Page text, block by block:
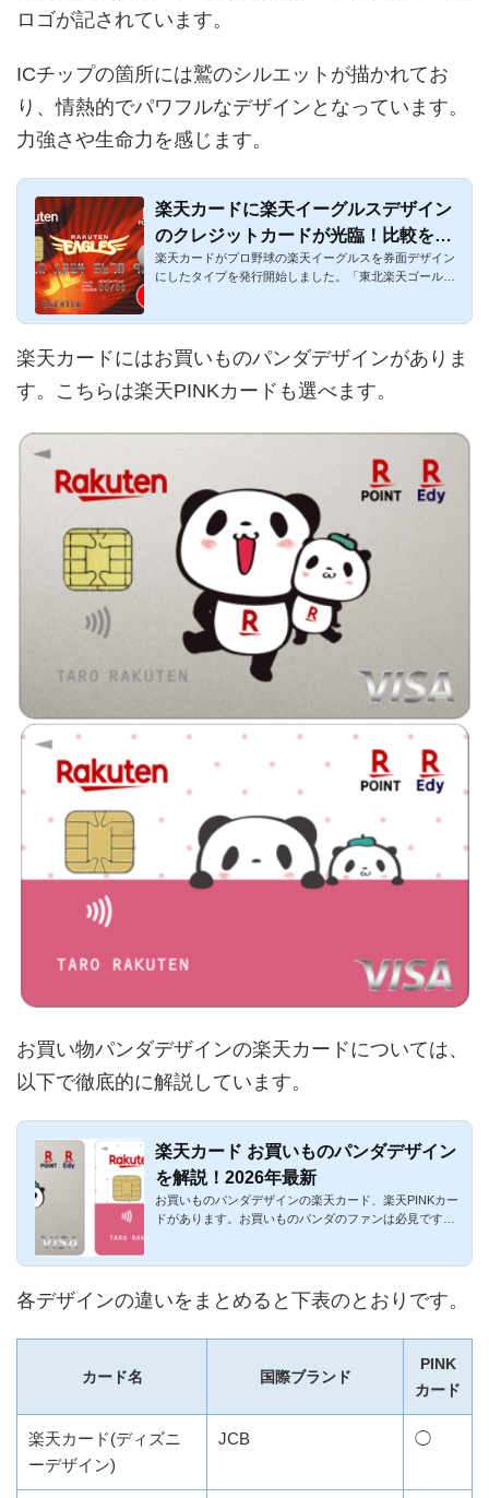
ロゴが記されています。
ICチップの箇所には鷲のシルエットが描かれてお
り、情熱的でパワフルなデザインとなっています。
力強さや生命力を感じます。
楽天カードに楽天イーグルスデザイン
のクレジットカードが光臨！比較を徹
底解説
楽天カードがプロ野球の楽天イーグルスを券面デザイン
にしたタイプを発行開始しました。「東北楽天ゴールデ
楽天カードにはお買いものパンダデザインがありま
す。こちらは楽天PINKカードも選べます。
お買い物パンダデザインの楽天カードについては、
以下で徹底的に解説しています。
楽天カード お買いものパンダデザイン
を解説！2026年最新
お買いものパンダデザインの楽天カード、楽天PINKカー
ドがあります。お買いものパンダのファンは必見です。2
各デザインの違いをまとめると下表のとおりです。
カード名 国際ブランド
PINK
カード
楽天カード(ディズニ
ーデザイン)
JCB ◯